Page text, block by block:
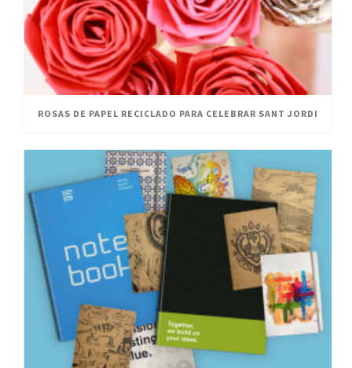
ROSAS DE PAPEL RECICLADO PARA CELEBRAR SANT JORDI